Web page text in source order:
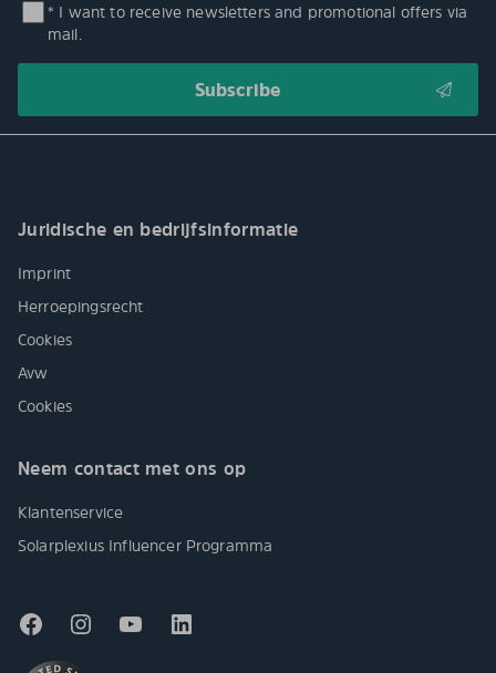
* I want to receive newsletters and promotional offers via
mail.
Juridische en bedrijfsinformatie
Imprint
Herroepingsrecht
Cookies
Avw
Cookies
Neem contact met ons op
Klantenservice
Solarplexius Influencer Programma